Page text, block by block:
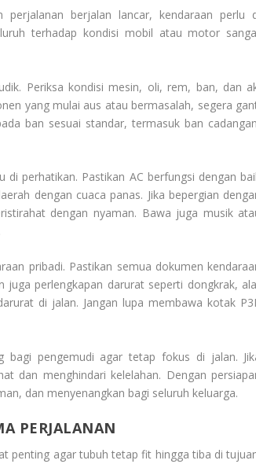
perjalanan berjalan lancar, kendaraan perlu
terhadap kondisi mobil atau motor
Periksa kondisi mesin, oli, rem, ban, dan
yang mulai aus atau bermasalah, segera
ban sesuai standar, termasuk ban
perhatikan. Pastikan AC berfungsi dengan
dengan cuaca panas. Jika bepergian
dengan nyaman. Bawa juga musik
pribadi. Pastikan semua dokumen
juga perlengkapan darurat seperti dongkrak,
di jalan. Jangan lupa membawa kotak
bagi pengemudi agar tetap fokus di jalan.
dan menghindari kelelahan. Dengan
dan menyenangkan bagi seluruh keluarga.
PERJALANAN
penting agar tubuh tetap fit hingga tiba di